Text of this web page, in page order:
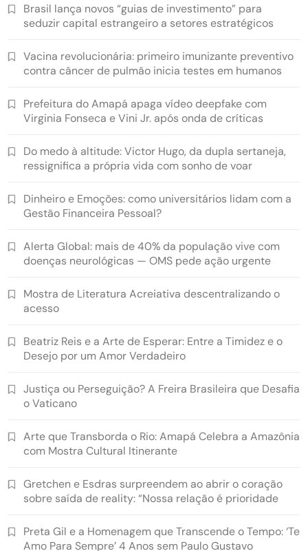
Brasil lança novos “guias de investimento” para
seduzir capital estrangeiro a setores estratégicos
Vacina revolucionária: primeiro imunizante preventivo
contra câncer de pulmão inicia testes em humanos
Prefeitura do Amapá apaga vídeo deepfake com
Virginia Fonseca e Vini Jr. após onda de críticas
Do medo à altitude: Victor Hugo, da dupla sertaneja,
ressignifica a própria vida com sonho de voar
Dinheiro e Emoções: como universitários lidam com a
Gestão Financeira Pessoal?
Alerta Global: mais de 40% da população vive com
doenças neurológicas — OMS pede ação urgente
Mostra de Literatura Acreiativa descentralizando o
acesso
Beatriz Reis e a Arte de Esperar: Entre a Timidez e o
Desejo por um Amor Verdadeiro
Justiça ou Perseguição? A Freira Brasileira que Desafia
o Vaticano
Arte que Transborda o Rio: Amapá Celebra a Amazônia
com Mostra Cultural Itinerante
Gretchen e Esdras surpreendem ao abrir o coração
sobre saída de reality: “Nossa relação é prioridade
Preta Gil e a Homenagem que Transcende o Tempo: ‘Te
Amo Para Sempre’ 4 Anos sem Paulo Gustavo